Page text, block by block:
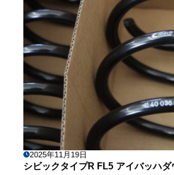
2025年11月19日
シビックタイプR FL5 アイバッハ